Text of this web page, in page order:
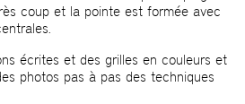
coup et la pointe est formée avec
écrites et des grilles en couleurs et
photos pas à pas des techniques